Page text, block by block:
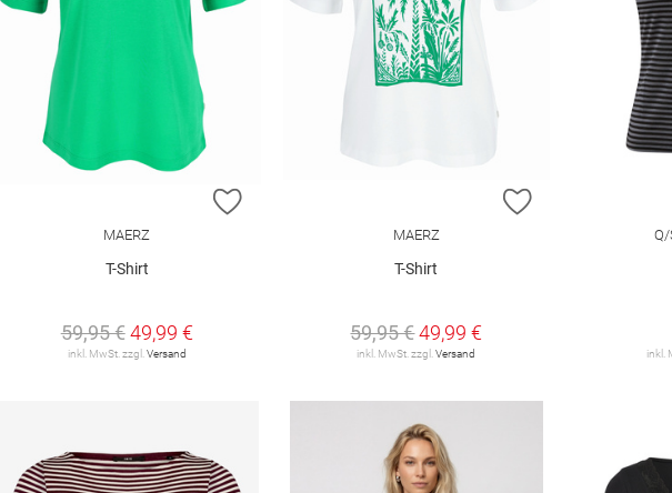
ZUR WUNSCHLISTE HINZUFÜGEN
MAERZ
T-Shirt
59,95 € 49,99 €
inkl. MwSt. zzgl. Versand
ZUR
MAERZ
T-Shirt
59,95 €49,99 €
inkl. MwSt. zzgl.Versand
Q/
inkl.